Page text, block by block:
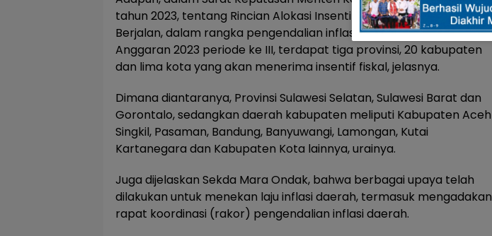
tahun 2023, tentang Rincian Alokasi Insentif Fiskal Kinerja Tahun
Berjalan, dalam rangka pengendalian inflasi daerah pada tahun
Anggaran 2023 periode ke III, terdapat tiga provinsi, 20 kabupaten
dan lima kota yang akan menerima insentif fiskal, jelasnya.
Dimana diantaranya, Provinsi Sulawesi Selatan, Sulawesi Barat dan
Gorontalo, sedangkan daerah kabupaten meliputi Kabupaten Aceh
Singkil, Pasaman, Bandung, Banyuwangi, Lamongan, Kutai
Kartanegara dan Kabupaten Kota lainnya, urainya.
Juga dijelaskan Sekda Mara Ondak, bahwa berbagai upaya telah
dilakukan untuk menekan laju inflasi daerah, termasuk mengadakan
rapat koordinasi (rakor) pengendalian inflasi daerah.